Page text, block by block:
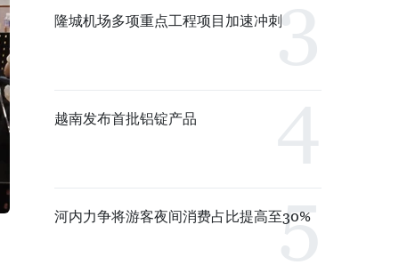
隆城机场多项重点工程项目加速冲刺
越南发布首批铝锭产品
河内力争将游客夜间消费占比提高至30%